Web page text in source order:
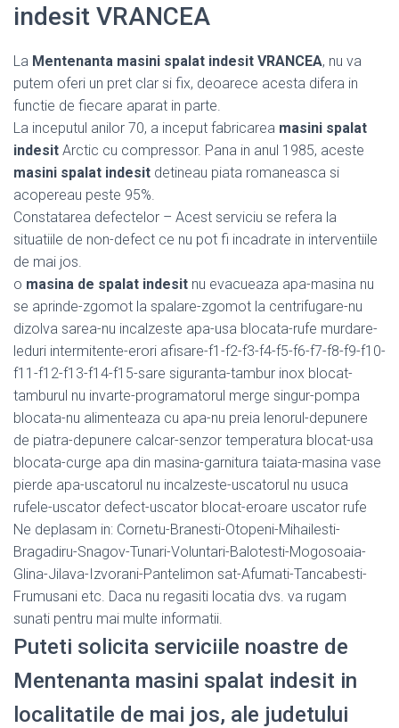
indesit VRANCEA
La Mentenanta masini spalat indesit VRANCEA, nu va
putem oferi un pret clar si fix, deoarece acesta difera in
functie de fiecare aparat in parte.
La inceputul anilor 70, a inceput fabricarea masini spalat
indesit Arctic cu compressor. Pana in anul 1985, aceste
masini spalat indesit detineau piata romaneasca si
acopereau peste 95%.
Constatarea defectelor – Acest serviciu se refera la
situatiile de non-defect ce nu pot fi incadrate in interventiile
de mai jos.
o masina de spalat indesit nu evacueaza apa-masina nu
se aprinde-zgomot la spalare-zgomot la centrifugare-nu
dizolva sarea-nu incalzeste apa-usa blocata-rufe murdare-
leduri intermitente-erori afisare-f1-f2-f3-f4-f5-f6-f7-f8-f9-f10-
f11-f12-f13-f14-f15-sare siguranta-tambur inox blocat-
tamburul nu invarte-programatorul merge singur-pompa
blocata-nu alimenteaza cu apa-nu preia lenorul-depunere
de piatra-depunere calcar-senzor temperatura blocat-usa
blocata-curge apa din masina-garnitura taiata-masina vase
pierde apa-uscatorul nu incalzeste-uscatorul nu usuca
rufele-uscator defect-uscator blocat-eroare uscator rufe
Ne deplasam in: Cornetu-Branesti-Otopeni-Mihailesti-
Bragadiru-Snagov-Tunari-Voluntari-Balotesti-Mogosoaia-
Glina-Jilava-Izvorani-Pantelimon sat-Afumati-Tancabesti-
Frumusani etc. Daca nu regasiti locatia dvs. va rugam
sunati pentru mai multe informatii.
Puteti solicita serviciile noastre de
Mentenanta masini spalat indesit in
localitatile de mai jos, ale judetului